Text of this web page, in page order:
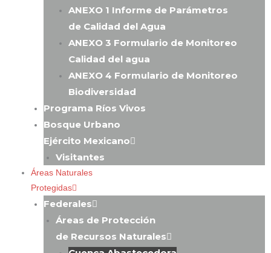
ANEXO 1 Informe de Parámetros
de Calidad del Agua
ANEXO 3 Formulario de Monitoreo
Calidad del agua
ANEXO 4 Formulario de Monitoreo
Biodiversidad
Programa Ríos Vivos
Bosque Urbano
Ejército Mexicano
Visitantes
Áreas Naturales
Protegidas
Federales
Áreas de Protección
de Recursos Naturales